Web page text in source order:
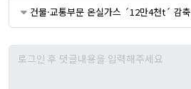
건물·교통부문 온실가스 ´12만4천t´ 감축